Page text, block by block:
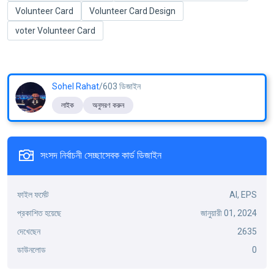
Volunteer Card
Volunteer Card Design
voter Volunteer Card
Sohel Rahat/603 ডিজাইন
লাইক অনুসরণ করুন
সংসদ নির্বাচনী সেচ্ছাসেবক কার্ড ডিজাইন
ফাইল ফর্মেট
AI, EPS
প্রকাশিত হয়েছে
জানুয়ারী 01, 2024
দেখেছেন
2635
ডাউনলোড
0